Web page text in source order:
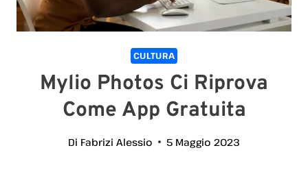
CULTURA
Mylio Photos Ci Riprova
Come App Gratuita
Di Fabrizi Alessio 5 Maggio 2023